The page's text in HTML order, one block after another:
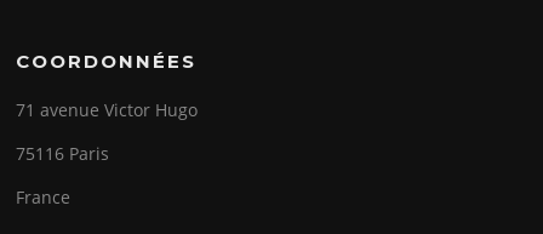
COORDONNÉES
71 avenue Victor Hugo
75116 Paris
France